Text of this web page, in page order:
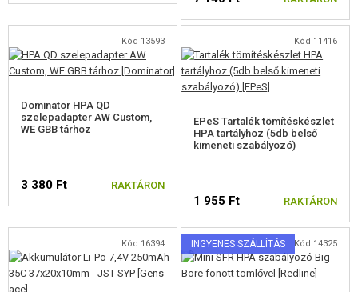
Kód 13593
Dominator HPA QD
szelepadapter AW Custom,
WE GBB tárhoz
3 380 Ft RAKTÁRON
Kód 11416
EPeS Tartalék tömítéskészlet
HPA tartályhoz (5db belső
kimeneti szabályozó)
1 955 Ft RAKTÁRON
Kód 16394 INGYENES SZÁLLÍTÁS Kód 14325